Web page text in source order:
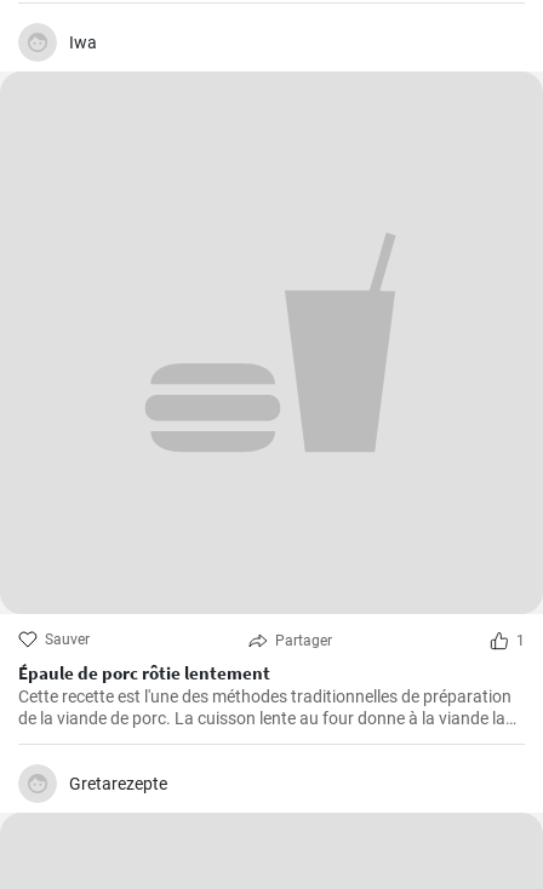
Iwa
Sauver Partager 1
Épaule de porc rôtie lentement
Cette recette est l'une des méthodes traditionnelles de préparation
de la viande de porc. La cuisson lente au four donne à la viande la
possibilité de devenir tendre et juteuse, en lui procurant des saveurs
merveilleuses et épicées. La viande est excellente à consommer
avec de la sauce, de la purée de pommes de terre ou des légumes
grillés. Si vous aimez expérimenter avec les saveurs, ajoutez
Gretarezepte